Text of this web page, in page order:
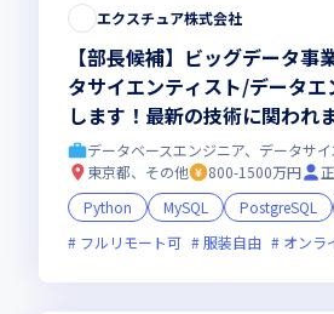
エクスチュア株式会社
【部長候補】ビッグデータ事
タサイエンティスト/データ
します！最新の技術に関われ
データベースエンジニア、データサ
東京都、その他
800-1500万円
Python
MySQL PostgreSQL
フルリモート可
服装自由 オンラ